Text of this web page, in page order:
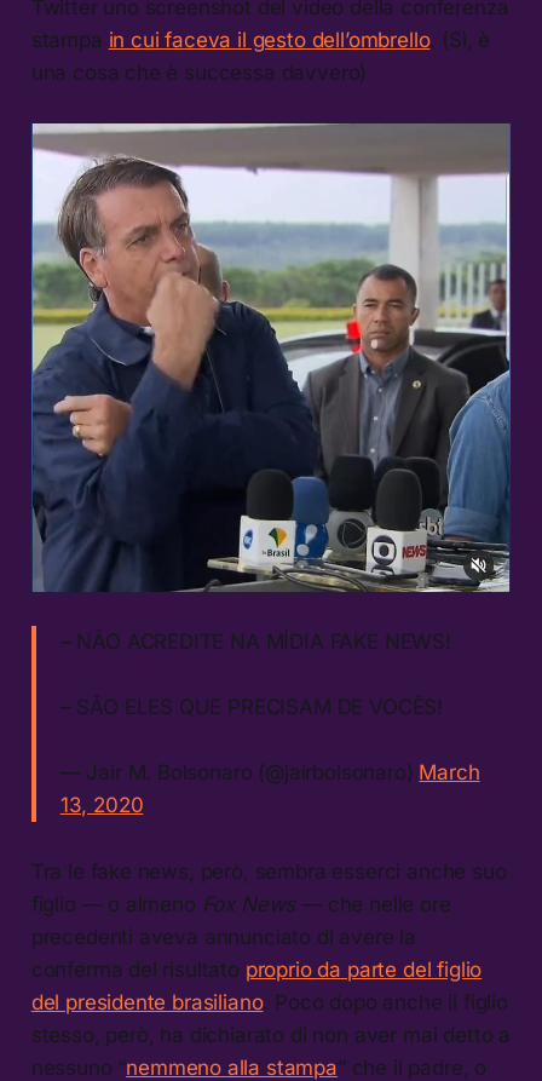
Twitter uno screenshot del video della conferenza
stampa in cui faceva il gesto dell’ombrello. (Sì, è
una cosa che è successa davvero)
– NÃO ACREDITE NA MÍDIA FAKE NEWS!
– SÃO ELES QUE PRECISAM DE VOCÊS!
— Jair M. Bolsonaro (@jairbolsonaro) March
13, 2020
Tra le fake news, però, sembra esserci anche suo
figlio — o almeno Fox News— che nelle ore
precedenti aveva annunciato di avere la
conferma del risultato proprio da parte del figlio
del presidente brasiliano. Poco dopo anche il figlio
stesso, però, ha dichiarato di non aver mai detto a
nessuno “nemmeno alla stampa” che il padre, o